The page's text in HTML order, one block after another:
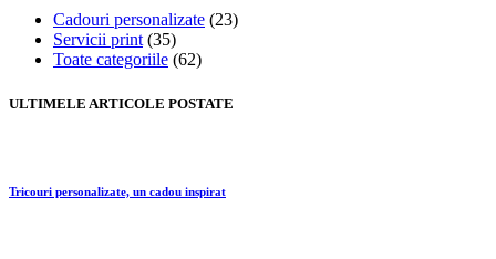
Cadouri personalizate (23)
Servicii print (35)
Toate categoriile (62)
ULTIMELE ARTICOLE POSTATE
Tricouri personalizate, un cadou inspirat